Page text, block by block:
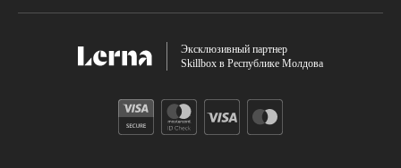
Эксклюзивный партнер
Skillbox в Республике Молдова